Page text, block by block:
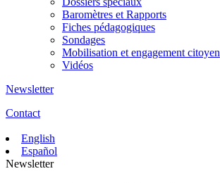
Baromètres et Rapports
Fiches pédagogiques
Sondages
Mobilisation et engagement citoyen
Vidéos
Newsletter
Contact
English
Español
Newsletter